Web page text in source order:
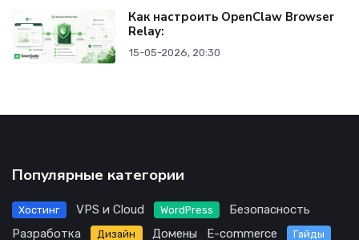
Как настроить OpenClaw Browser
Relay:
15-05-2026, 20:30
Популярные категории
Хостинг VPS и Cloud WordPress
Безопасность
Разработка
Дизайн Домены E-commerce Гайды